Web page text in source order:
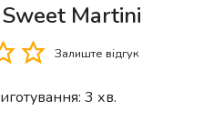
Martini
Залиште відгук
3 хв.
Кількість